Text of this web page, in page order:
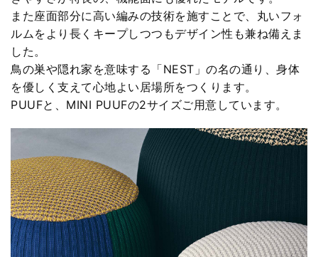
また座面部分に高い編みの技術を施すことで、丸いフォ
ルムをより長くキープしつつもデザイン性も兼ね備えま
した。
鳥の巣や隠れ家を意味する「NEST」の名の通り、身体
を優しく支えて心地よい居場所をつくります。
PUUFと、MINI PUUFの2サイズご用意しています。